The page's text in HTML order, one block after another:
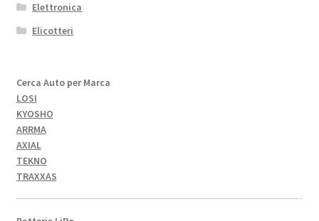
Elettronica
Elicotteri
Cerca Auto per Marca
LOSI
KYOSHO
ARRMA
AXIAL
TEKNO
TRAXXAS